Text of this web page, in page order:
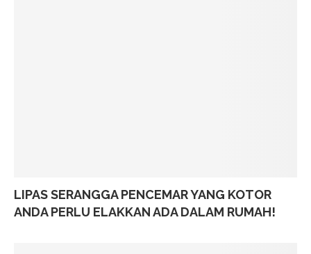
LIPAS SERANGGA PENCEMAR YANG KOTOR
ANDA PERLU ELAKKAN ADA DALAM RUMAH!